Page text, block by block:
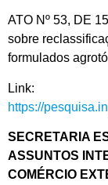
ATO Nº 53, DE
sobre
formulados
Link:
https://
SECRETARIA
ASSUNTOS
COMÉRCIO